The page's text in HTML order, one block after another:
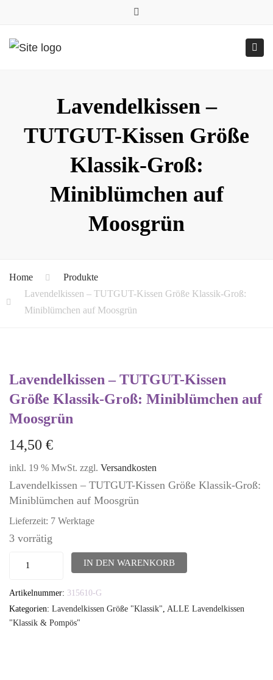
0157.77545786
Submit
Lavendelkissen –
TUTGUT-Kissen Größe
Klassik-Groß:
Miniblümchen auf
Moosgrün
Home
Produkte
Lavendelkissen – TUTGUT-Kissen Größe Klassik-Groß:
Miniblümchen auf Moosgrün
Lavendelkissen – TUTGUT-Kissen
Größe Klassik-Groß: Miniblümchen auf
Moosgrün
14,50 €
inkl. 19 % MwSt. zzgl. Versandkosten
Lavendelkissen – TUTGUT-Kissen Größe Klassik-Groß:
Miniblümchen auf Moosgrün
Lieferzeit: 7 Werktage
3 vorrätig
Lavendelkissen
TUTGUT-
Kissen
IN DEN WARENKORB
Artikelnummer: 315610-G
Kategorien: Lavendelkissen Größe "Klassik" ALLE Lavendelkissen
"Klassik & Pompös"